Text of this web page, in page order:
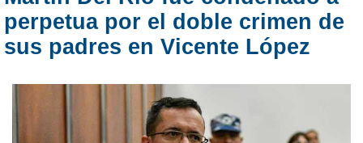
perpetua por el doble crimen de
sus padres en Vicente López